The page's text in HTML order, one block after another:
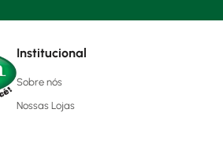
Institucional
Sobre nós
Nossas Lojas